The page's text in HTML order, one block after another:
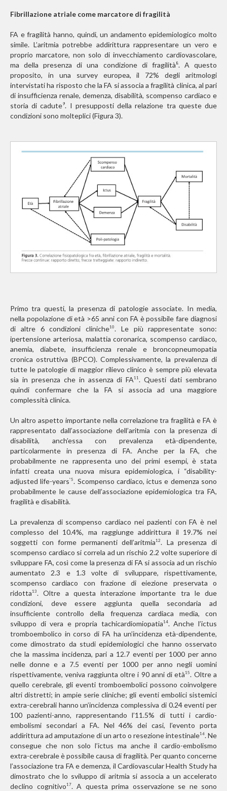
Fibrillazione atriale come marcatore di fragilità
FA e fragilità hanno, quindi, un andamento epidemiologico molto
simile. L’aritmia potrebbe addirittura rappresentare un vero e
proprio marcatore, non solo di invecchiamento cardiovascolare,
ma della presenza di una condizione di fragilità 8. A questo
proposito, in una survey europea, il 72% degli aritmologi
intervistati ha risposto che la FA si associa a fragilità clinica, al pari
di insufficienza renale, demenza, disabilità, scompenso cardiaco e
storia di cadute9. I presupposti della relazione tra queste due
condizioni sono molteplici (Figura 3).
Primo tra questi, la presenza di patologie associate. In media,
nella popolazione di età >65 anni con FA è possibile fare diagnosi
di altre 6 condizioni cliniche10. Le più rappresentate sono:
ipertensione arteriosa, malattia coronarica, scompenso cardiaco,
anemia, diabete, insufficienza renale e broncopneumopatia
cronica ostruttiva (BPCO). Complessivamente, la prevalenza di
tutte le patologie di maggior rilievo clinico è sempre più elevata
sia in presenza che in assenza di FA11. Questi dati sembrano
quindi confermare che la FA si associa ad una maggiore
complessità clinica.
Un altro aspetto importante nella correlazione tra fragilità e FA è
rappresentato dall’associazione dell’aritmia con la presenza di
disabilità, anch’essa con prevalenza età-dipendente,
particolarmente in presenza di FA. Anche per la FA, che
probabilmente ne rappresenta uno dei primi esempi, è stata
infatti creata una nuova misura epidemiologica, i “disability-
adjusted life-years”5. Scompenso cardiaco, ictus e demenza sono
probabilmente le cause dell’associazione epidemiologica tra FA,
fragilità e disabilità.
La prevalenza di scompenso cardiaco nei pazienti con FA è nel
complesso del 10.4%, ma raggiunge addirittura il 19.7% nei
soggetti con forme permanenti dell’aritmia12. La presenza di
scompenso cardiaco si correla ad un rischio 2.2 volte superiore di
sviluppare FA, così come la presenza di FA si associa ad un rischio
aumentato 2.3 e 1.3 volte di sviluppare, rispettivamente,
scompenso cardiaco con frazione di eiezione preservata o
ridotta13. Oltre a questa interazione importante tra le due
condizioni, deve essere aggiunta quella secondaria ad
insufficiente controllo della frequenza cardiaca media, con
sviluppo di vera e propria tachicardiomiopatia14. Anche l’ictus
tromboembolico in corso di FA ha un’incidenza età-dipendente,
come dimostrato da studi epidemiologici che hanno osservato
che la massima incidenza, pari a 12.7 eventi per 1000 per anno
nelle donne e a 7.5 eventi per 1000 per anno negli uomini
rispettivamente, veniva raggiunta oltre i 90 anni di età15. Oltre a
quello cerebrale, gli eventi tromboembolici possono coinvolgere
altri distretti; in ampie serie cliniche; gli eventi embolici sistemici
extra-cerebrali hanno un’incidenza complessiva di 0.24 eventi per
100 pazienti-anno, rappresentando l’11.5% di tutti i cardio-
embolismi secondari a FA. Nel 46% dei casi, l’evento porta
addirittura ad amputazione di un arto o resezione intestinale16. Ne
consegue che non solo l’ictus ma anche il cardio-embolismo
extra-cerebrale è possibile causa di fragilità. Per quanto concerne
l’associazione tra FA e demenza, il Cardiovascular Health Study ha
dimostrato che lo sviluppo di aritmia si associa a un accelerato
declino cognitivo17. A questa prima osservazione se ne sono